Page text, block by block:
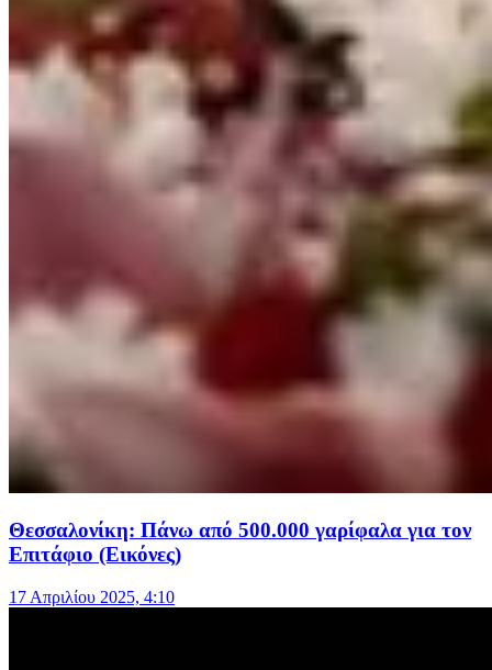
Θεσσαλονίκη: Πάνω από 500.000 γαρίφαλα για τον
Επιτάφιο (Εικόνες)
17 Απριλίου 2025, 4:10